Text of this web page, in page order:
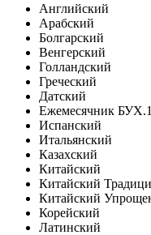
Английский
Арабский
Болгарский
Венгерский
Голландский
Греческий
Датский
Ежемесячник
Испанский
Итальянский
Казахский
Китайский
Китайский
Китайский
Корейский
Латинский